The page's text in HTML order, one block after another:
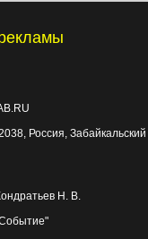
, Россия, Забайкальский
Н. В.